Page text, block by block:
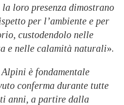
loro presenza dimostrano
per l’ambiente e per
custodendolo nelle
e nelle calamità naturali».
è fondamentale
conferma durante tutte
anni, a partire dalla